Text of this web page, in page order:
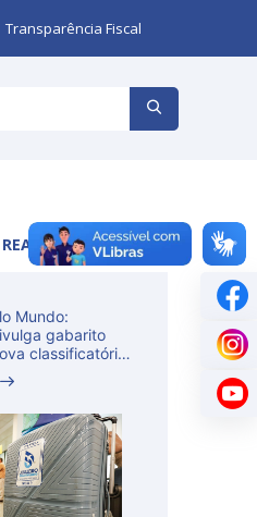
Transparência Fiscal
Mundo:
gabarito
classificatória